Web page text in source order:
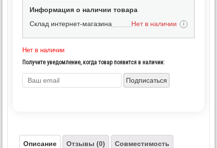
Информация о наличии товара
Склад интернет-магазина
Нет в наличии i
Нет в наличии
Получите уведомление, когда товар появится в наличии:
Подписаться
Описание Отзывы (0) Совместимость